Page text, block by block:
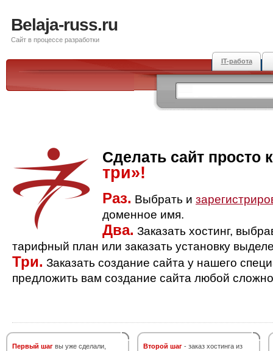
Belaja-russ.ru
Сайт в процессе разработки
IT-работа
Сделать сайт просто
три»!
Раз. Выбрать и
доменное имя.
Два. Заказать хостинг,
тарифный план или заказать установку
Три. Заказать создание сайта у нашего
предложить вам создание сайта любой
Первый шаг вы уже сделали,
Второй шаг - заказ хостинга из